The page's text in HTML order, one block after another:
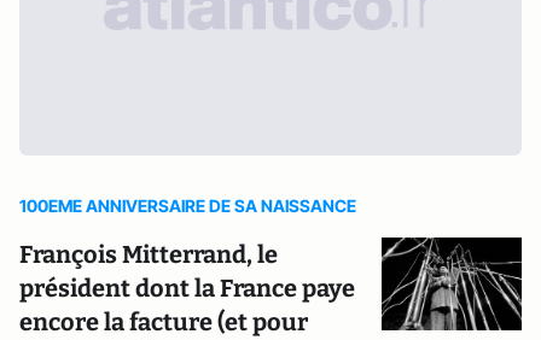
100EME ANNIVERSAIRE DE SA NAISSANCE
François Mitterrand, le
président dont la France paye
encore la facture (et pour